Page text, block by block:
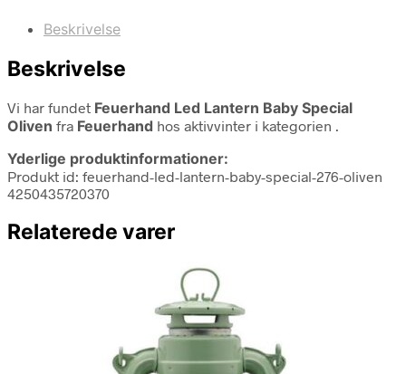
Beskrivelse
Beskrivelse
Vi har fundet Feuerhand Led Lantern Baby Special
Oliven fra Feuerhand hos aktivvinter i kategorien .
Yderlige produktinformationer:
Produkt id: feuerhand-led-lantern-baby-special-276-oliven
4250435720370
Relaterede varer